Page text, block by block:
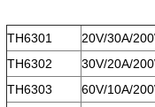
TH6301
20V/30A/
TH6302
30V/20A/
TH6303
60V/10A/